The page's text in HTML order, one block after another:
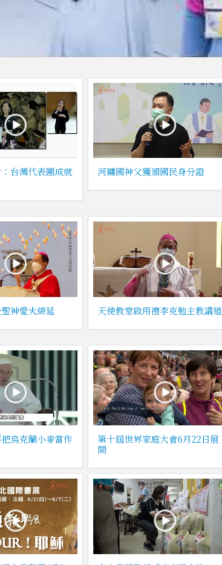
台灣代表團成就 河鏞國神父獲頒國民身分證
神愛火綿延 天使教堂啟用禮李克勉主教講道
烏克蘭小麥當作
第十屆世界家庭大會6月22日展
開